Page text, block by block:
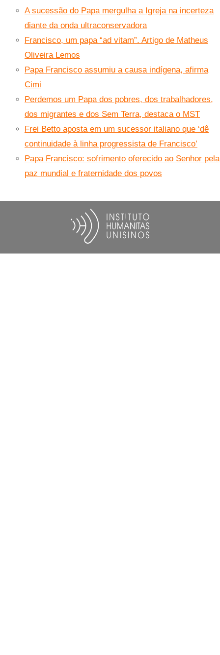
A sucessão do Papa mergulha a Igreja na incerteza
diante da onda ultraconservadora
Francisco, um papa “ad vitam”. Artigo de Matheus
Oliveira Lemos
Papa Francisco assumiu a causa indígena, afirma
Cimi
Perdemos um Papa dos pobres, dos trabalhadores,
dos migrantes e dos Sem Terra, destaca o MST
Frei Betto aposta em um sucessor italiano que ‘dê
continuidade à linha progressista de Francisco’
Papa Francisco: sofrimento oferecido ao Senhor pela
paz mundial e fraternidade dos povos